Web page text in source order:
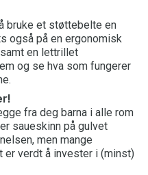
bruke et støttebelte en
også på en ergonomisk
en lettrillet
og se hva som fungerer
fra deg barna i alle rom
saueskinn på gulvet
men mange
verdt å invester i (minst)